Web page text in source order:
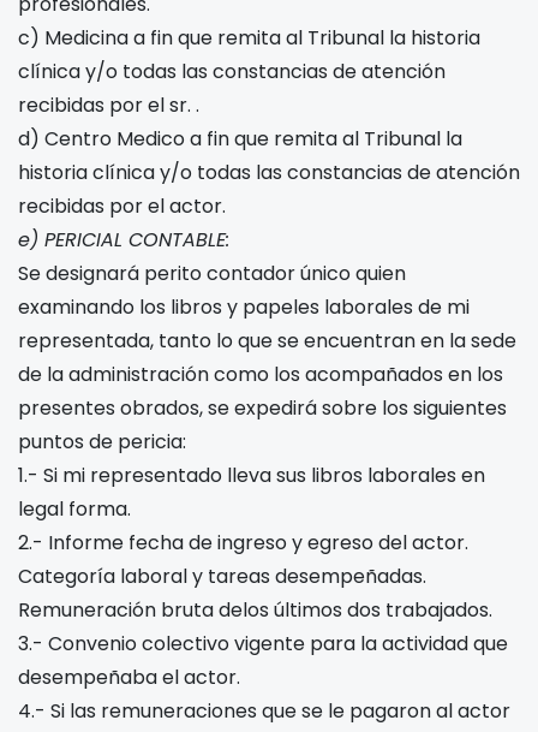
c) Medicinaa fin que remita al Tribunal la historia
clínica y/o todas las constancias de atención
recibidas por el sr. .
d) Centro Medicoa fin que remita al Tribunal la
historia clínica y/o todas las constancias de atención
recibidas por el actor.
e) PERICIAL CONTABLE:
Se designará perito contador único quien
examinando los libros y papeles laborales de mi
representada, tanto lo que se encuentran en la sede
de la administración como los acompañados en los
presentes obrados, se expedirá sobre los siguientes
puntos de pericia:
1.- Si mi representado lleva sus libros laborales en
legal forma.
2.- Informe fecha de ingreso y egreso del actor.
Categoría laboral y tareas desempeñadas.
Remuneración bruta delos últimos dos trabajados.
3.- Convenio colectivo vigente para la actividad que
desempeñaba el actor.
4.- Si las remuneraciones que se le pagaron al actor